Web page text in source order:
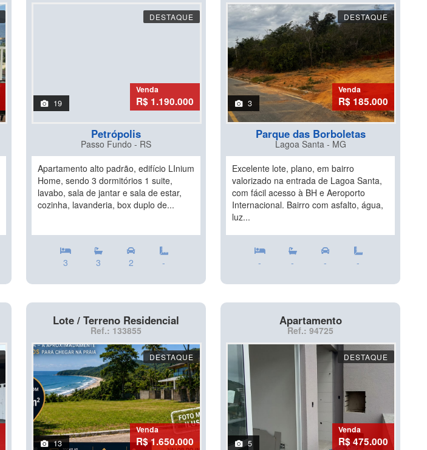
DESTAQUE
19
Venda
R$ 1.190.000
Petrópolis
Passo Fundo - RS
Apartamento alto padrão, edifício LInium
Home, sendo 3 dormitórios 1 suite,
lavabo, sala de jantar e sala de estar,
cozinha, lavanderia, box duplo de...
3 3 2 -
DESTAQUE
3
Venda
R$ 185.000
Parque das Borboletas
Lagoa Santa - MG
Excelente lote, plano, em bairro
valorizado na entrada de Lagoa Santa,
com fácil acesso à BH e Aeroporto
Internacional. Bairro com asfalto, água,
luz...
- - - -
Lote / Terreno Residencial
Ref.: 133855
DESTAQUE
13
Venda
R$ 1.650.000
Apartamento
Ref.: 94725
DESTAQUE
5
Venda
R$ 475.000